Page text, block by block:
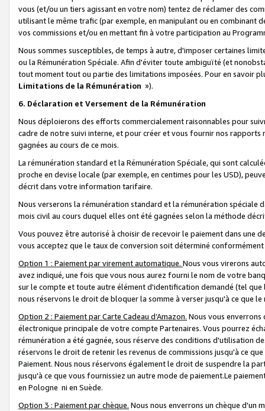
vous (et/ou un tiers agissant en votre nom) tentez de réclamer des
utilisant le même trafic (par exemple, en manipulant ou en combinant
vos commissions et/ou en mettant fin à votre participation au
Nous sommes susceptibles, de temps à autre, d'imposer certaines
ou la Rémunération Spéciale. Afin d'éviter toute ambiguïté (et
tout moment tout ou partie des limitations imposées. Pour en savoir
Limitations de la Rémunération »).
6. Déclaration et Versement de la Rémunération
Nous déploierons des efforts commercialement raisonnables pour
cadre de notre suivi interne, et pour créer et vous fournir nos
gagnées au cours de ce mois.
La rémunération standard et la Rémunération Spéciale, qui sont
proche en devise locale (par exemple, en centimes pour les USD),
décrit dans votre information tarifaire.
Nous verserons la rémunération standard et la rémunération spéciale
mois civil au cours duquel elles ont été gagnées selon la méthode
Vous pouvez être autorisé à choisir de recevoir le paiement dans une
vous acceptez que le taux de conversion soit déterminé
Option 1 : Paiement par virement automatique. Nous vous virerons
avez indiqué, une fois que vous nous aurez fourni le nom de votre
sur le compte et toute autre élément d'identification demandé (tel que
nous réservons le droit de bloquer la somme à verser jusqu'à ce que
Option 2 : Paiement par Carte Cadeau d’Amazon. Nous vous
électronique principale de votre compte Partenaires. Vous pourrez
rémunération a été gagnée, sous réserve des conditions d'utilisation
réservons le droit de retenir les revenus de commissions jusqu'à ce
Paiement. Nous nous réservons également le droit de suspendre la
jusqu'à ce que vous fournissiez un autre mode de paiement.Le
en Pologne ni en Suède.
Option 3 : Paiement par chèque. Nous nous enverrons un chèque d'un